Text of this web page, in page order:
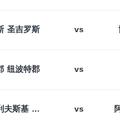
圣吉罗斯 vs
纽波特郡 vs
索菲亚利夫斯基
vs